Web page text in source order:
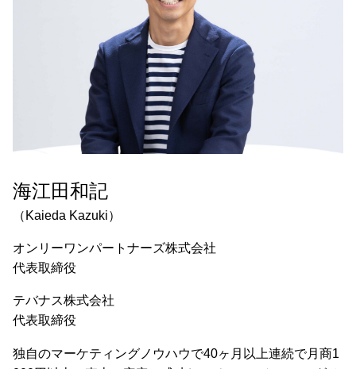
海江田和記
（Kaieda Kazuki）
オンリーワンパートナーズ株式会社
代表取締役
テバナス株式会社
代表取締役
独自のマーケティングノウハウで40ヶ月以上連続で月商1